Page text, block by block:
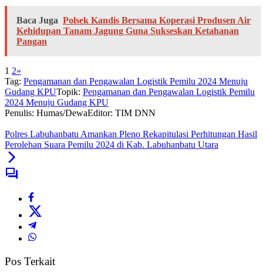
Baca Juga Polsek Kandis Bersama Koperasi Produsen Air
Kehidupan Tanam Jagung Guna Sukseskan Ketahanan
Pangan
1 2»
Tag: Pengamanan dan Pengawalan Logistik Pemilu 2024 Menuju
Gudang KPUTopik: Pengamanan dan Pengawalan Logistik Pemilu
2024 Menuju Gudang KPU
Penulis: Humas/DewaEditor: TIM DNN
Polres Labuhanbatu Amankan Pleno Rekapitulasi Perhitungan Hasil
Perolehan Suara Pemilu 2024 di Kab. Labuhanbatu Utara
Pos Terkait